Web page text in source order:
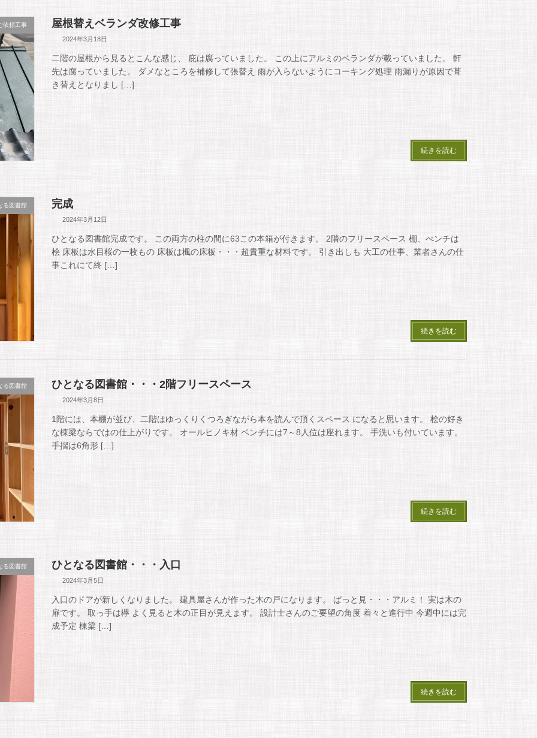
依頼工事 屋根替えベランダ改修工事
2024年3月18日
二階の屋根から見るとこんな感じ、 庇は腐っていました。 この上にアルミのベランダが載っていました。 軒
先は腐っていました。 ダメなところを補修して張替え 雨が入らないようにコーキング処理 雨漏りが原因で葺
き替えとなりまし […]
続きを読む
る図書館 完成
2024年3月12日
ひとなる図書館完成です。 この両方の柱の間に63この本箱が付きます。 2階のフリースペース 棚、べンチは
桧 床板は水目桜の一枚もの 床板は楓の床板・・・超貴重な材料です。 引き出しも 大工の仕事、業者さんの仕
事これにて終 […]
続きを読む
る図書館 ひとなる図書館・・・2階フリースペース
2024年3月8日
1階には、本棚が並び、二階はゆっくりくつろぎながら本を読んで頂くスペース になると思います。 桧の好き
な棟梁ならではの仕上がりです。 オールヒノキ材 ベンチには7～8人位は座れます。 手洗いも付いています。
手摺は6角形 […]
続きを読む
る図書館 ひとなる図書館・・・入口
2024年3月5日
入口のドアが新しくなりました。 建具屋さんが作った木の戸になります。 ぱっと見・・・アルミ！ 実は木の
扉です。 取っ手は欅 よく見ると木の正目が見えます。 設計士さんのご要望の角度 着々と進行中 今週中には完
成予定 棟梁 […]
続きを読む